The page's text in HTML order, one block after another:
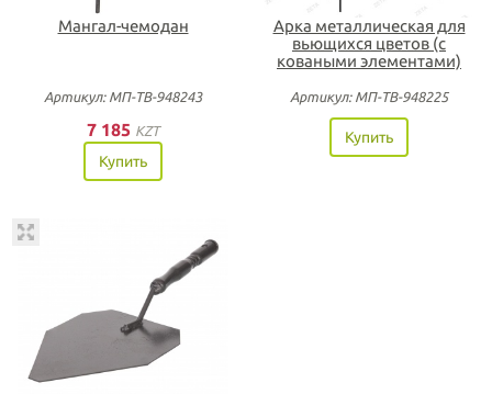
Мангал-чемодан
Артикул: МП-ТВ-948243
7 185 KZT
Купить
Арка металлическая для
вьющихся цветов (с
коваными элементами)
Артикул: МП-ТВ-948225
Купить